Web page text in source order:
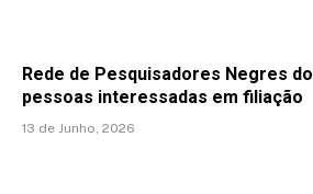
Rede de Pesquisadores Negres
pessoas interessadas em filiação
13 de Junho, 2026